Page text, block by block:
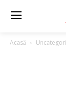
Acasă